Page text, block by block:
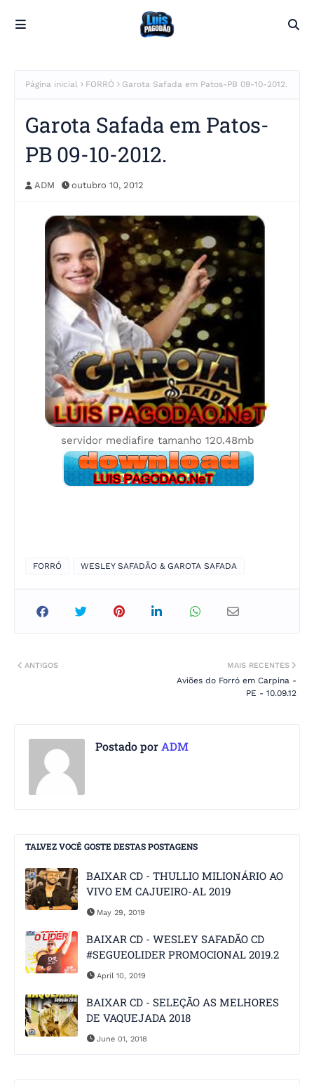
Página inicial FORRÓ Garota Safada em Patos-PB 09-10-2012.
Garota Safada em Patos-
PB 09-10-2012.
ADM outubro 10, 2012
servidor mediafire tamanho 120.48mb
FORRÓ WESLEY SAFADÃO & GAROTA SAFADA
MAIS RECENTES
Aviões do Forró em Carpina -
PE - 10.09.12
ANTIGOS
Postado porADM
TALVEZ VOCÊ GOSTE DESTAS POSTAGENS
BAIXAR CD - THULLIO MILIONÁRIO AO
VIVO EM CAJUEIRO-AL 2019
May 29, 2019
BAIXAR CD - WESLEY SAFADÃO CD
#SEGUEOLIDER PROMOCIONAL 2019.2
April 10, 2019
BAIXAR CD - SELEÇÃO AS MELHORES
DE VAQUEJADA 2018
June 01, 2018